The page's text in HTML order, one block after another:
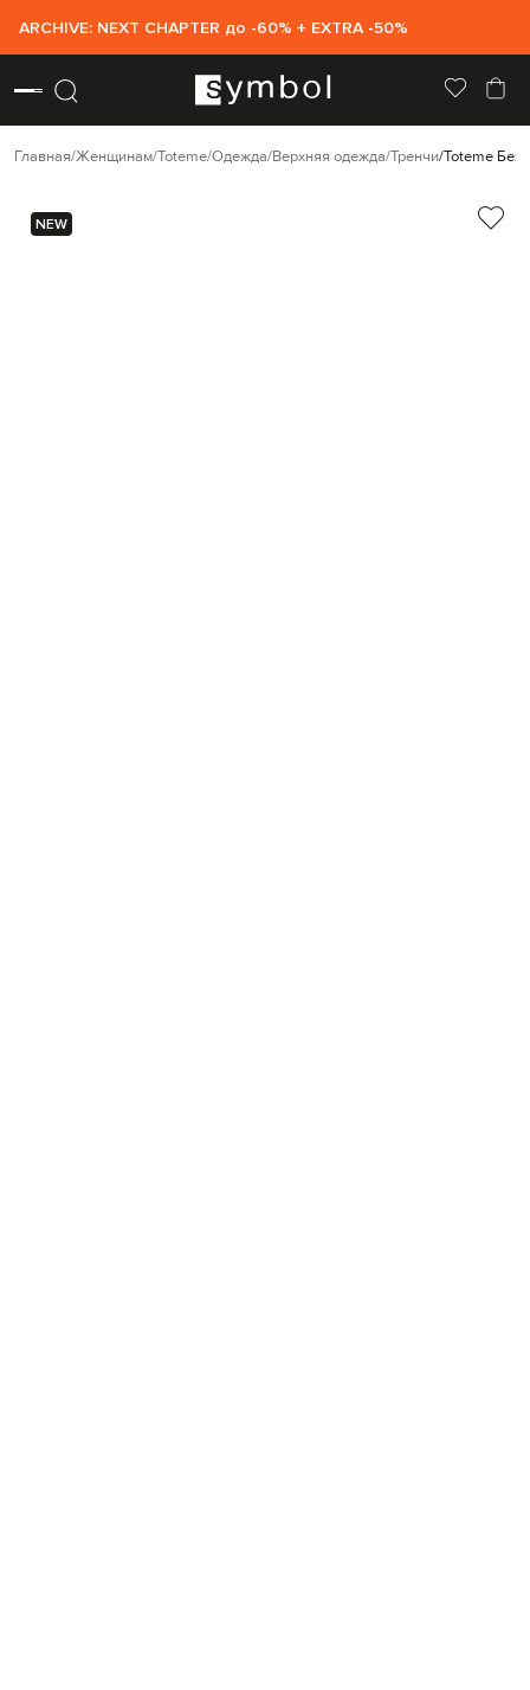
ARCHIVE: NEXT CHAPTER до -60% + EXTRA -50%
Главная Женщинам Toteme Одежда Верхняя одежда Тренчи Toteme
NEW